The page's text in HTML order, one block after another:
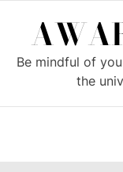
content
Be mindful of
the